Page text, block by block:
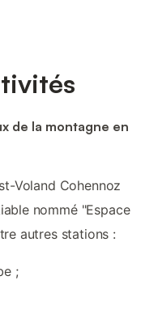
de la montagne en
Voland Cohennoz
nommé "Espace
autres stations :
;